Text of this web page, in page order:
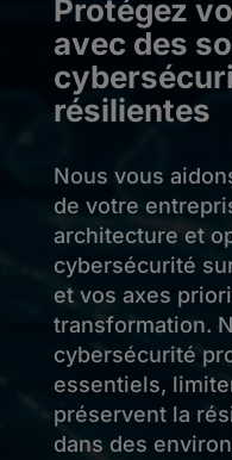
Protégez
avec des
résilientes
Nous vous
de votre
architecture et
cybersécurité
et vos axes
transformation.
cybersécurité
essentiels,
préservent la
dans des